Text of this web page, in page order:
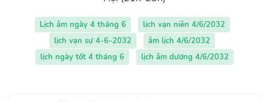
Lịch âm ngày 4 tháng 6
lịch vạn niên 4/6/2032
lịch vạn sự 4-6-2032
âm lịch 4/6/2032
lịch ngày tốt 4 tháng 6
lịch âm dương 4/6/2032